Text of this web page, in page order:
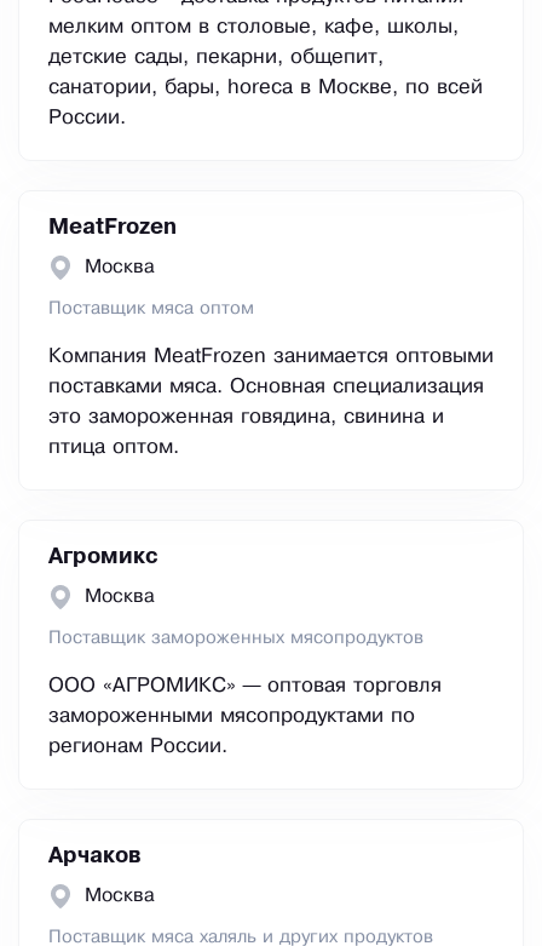
мелким оптом в столовые, кафе, школы,
детские сады, пекарни, общепит,
санатории, бары, horeca в Москве, по всей
России.
MeatFrozen
Москва
Поставщик мяса оптом
Компания MeatFrozen занимается оптовыми
поставками мяса. Основная специализация
это замороженная говядина, свинина и
птица оптом.
Агромикс
Москва
Поставщик замороженных мясопродуктов
ООО «АГРОМИКС» — оптовая торговля
замороженными мясопродуктами по
регионам России.
Арчаков
Москва
Поставщик мяса халяль и других продуктов